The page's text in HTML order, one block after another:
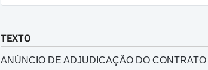
TEXTO
ANÚNCIO DE ADJUDICAÇÃO DO